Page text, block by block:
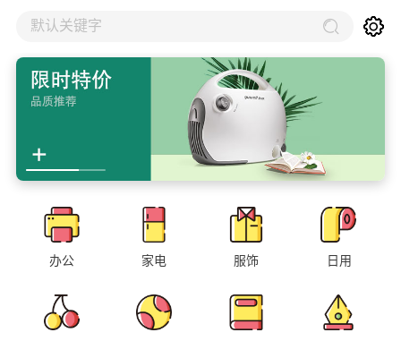
默认关键字
办公 家电 服饰 日用